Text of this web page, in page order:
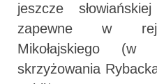
jeszcze
zapewne w
Mikołajskiego (w
skrzyżowania